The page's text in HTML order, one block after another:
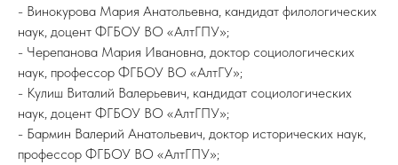
- Винокурова Мария Анатольевна, кандидат филологических
наук, доцент ФГБОУ ВО «АлтГПУ»;
- Черепанова Мария Ивановна, доктор социологических
наук, профессор ФГБОУ ВО «АлтГУ»;
- Кулиш Виталий Валерьевич, кандидат социологических
наук, доцент ФГБОУ ВО «АлтГПУ»;
- Бармин Валерий Анатольевич, доктор исторических наук,
профессор ФГБОУ ВО «АлтГПУ»;